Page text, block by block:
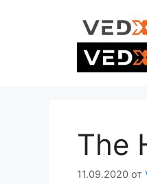
содержимому
The
11.09.2020 от